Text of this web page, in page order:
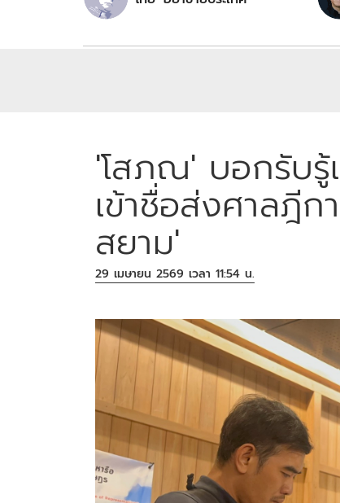
'โสภณ' บอกรับรู้
เข้าชื่อส่งศาลฎี
สยาม'
29 เมษายน 2569 เวลา 11:54 น.